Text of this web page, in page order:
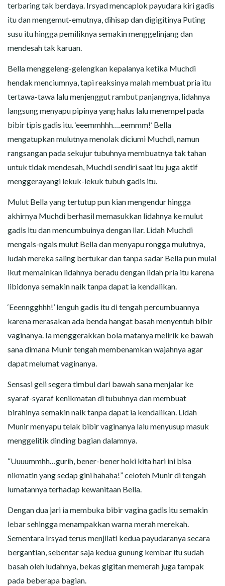
terbaring tak berdaya. Irsyad mencaplok payudara kiri gadis
itu dan mengemut-emutnya, dihisap dan digigitinya Puting
susu itu hingga pemiliknya semakin menggelinjang dan
mendesah tak karuan.
Bella menggeleng-gelengkan kepalanya ketika Muchdi
hendak menciumnya, tapi reaksinya malah membuat pria itu
tertawa-tawa lalu menjenggut rambut panjangnya, lidahnya
langsung menyapu pipinya yang halus lalu menempel pada
bibir tipis gadis itu. ‘eeemmhhh….eemmm!’ Bella
mengatupkan mulutnya menolak diciumi Muchdi, namun
rangsangan pada sekujur tubuhnya membuatnya tak tahan
untuk tidak mendesah, Muchdi sendiri saat itu juga aktif
menggerayangi lekuk-lekuk tubuh gadis itu.
Mulut Bella yang tertutup pun kian mengendur hingga
akhirnya Muchdi berhasil memasukkan lidahnya ke mulut
gadis itu dan mencumbuinya dengan liar. Lidah Muchdi
mengais-ngais mulut Bella dan menyapu rongga mulutnya,
ludah mereka saling bertukar dan tanpa sadar Bella pun mulai
ikut memainkan lidahnya beradu dengan lidah pria itu karena
libidonya semakin naik tanpa dapat ia kendalikan.
‘Eeenngghhh!’ lenguh gadis itu di tengah percumbuannya
karena merasakan ada benda hangat basah menyentuh bibir
vaginanya. Ia menggerakkan bola matanya melirik ke bawah
sana dimana Munir tengah membenamkan wajahnya agar
dapat melumat vaginanya.
Sensasi geli segera timbul dari bawah sana menjalar ke
syaraf-syaraf kenikmatan di tubuhnya dan membuat
birahinya semakin naik tanpa dapat ia kendalikan. Lidah
Munir menyapu telak bibir vaginanya lalu menyusup masuk
menggelitik dinding bagian dalamnya.
“Uuuummhh…gurih, bener-bener hoki kita hari ini bisa
nikmatin yang sedap gini hahaha!” celoteh Munir di tengah
lumatannya terhadap kewanitaan Bella.
Dengan dua jari ia membuka bibir vagina gadis itu semakin
lebar sehingga menampakkan warna merah merekah.
Sementara Irsyad terus menjilati kedua payudaranya secara
bergantian, sebentar saja kedua gunung kembar itu sudah
basah oleh ludahnya, bekas gigitan memerah juga tampak
pada beberapa bagian.